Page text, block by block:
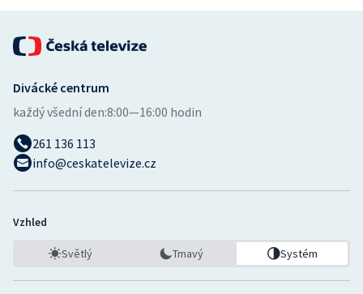
Divácké centrum
každý všední den:8:00—16:00 hodin
261 136 113
info@ceskatelevize.cz
Vzhled
Světlý Tmavý Systém